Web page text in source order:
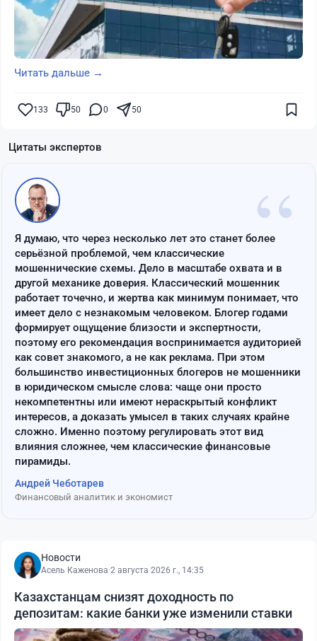
Читать дальше →
133 50 0 50
Цитаты экспертов
“
Я думаю, что через несколько лет это станет более
серьёзной проблемой, чем классические
мошеннические схемы. Дело в масштабе охвата и в
другой механике доверия. Классический мошенник
работает точечно, и жертва как минимум понимает, что
имеет дело с незнакомым человеком. Блогер годами
формирует ощущение близости и экспертности,
поэтому его рекомендация воспринимается аудиторией
как совет знакомого, а не как реклама. При этом
большинство инвестиционных блогеров не мошенники
в юридическом смысле слова: чаще они просто
некомпетентны или имеют нераскрытый конфликт
интересов, а доказать умысел в таких случаях крайне
сложно. Именно поэтому регулировать этот вид
влияния сложнее, чем классические финансовые
пирамиды.
Андрей Чеботарев
Финансовый аналитик и экономист
Новости
Асель Каженова·2 августа 2026 г., 14:35
Казахстанцам снизят доходность по
депозитам: какие банки уже изменили ставки